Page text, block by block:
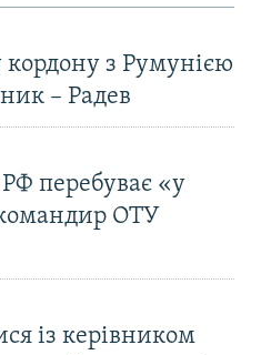
кордону з Румунією
– Радев
перебуває «у
ОТУ
із керівником